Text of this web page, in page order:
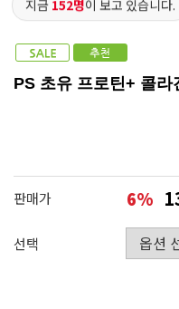
지금 152명이 보고 있습니다.
PS 초유 프로틴+ 콜
판매가 6%
선택